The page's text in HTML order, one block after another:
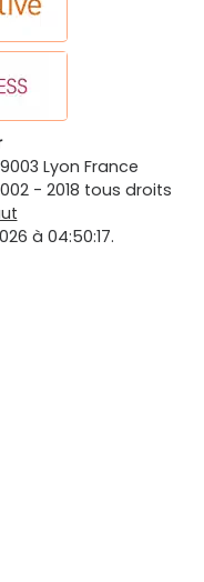
Lyon France
- 2018 tous droits
à 04:50:17.